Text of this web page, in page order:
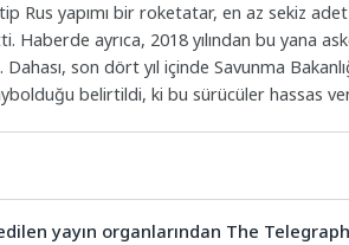
Rus yapımı bir roketatar, en az sekiz
Haberde ayrıca, 2018 yılından bu yana
Dahası, son dört yıl içinde Savunma
belirtildi, ki bu sürücüler hassas
yayın organlarından The